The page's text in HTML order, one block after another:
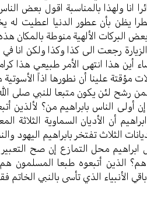
انا ولهذا بالمناسبة اقول بعض
يظن بأن عطور الدنيا اعطيت له
البركات الألهية منوطة بالمكان
رجعت الى كذا وكذا ولكن انا في
أين هذا انتهى الأمر طبيعي هذا
مؤقتة علينا أن نطورها اذاً
رشح لئن يكون متبعا للنبي صلى
الناس بابراهيم من؟ لألذين
الأديان السماوية الثلاثة
الثلاث تفتخر بابراهيم اليهود
ابراهيم محل التمازع إن صح
الذين أتبعوه طبعا المسلمون
الأنبياء الذي تأسى بالنبي الخاتم